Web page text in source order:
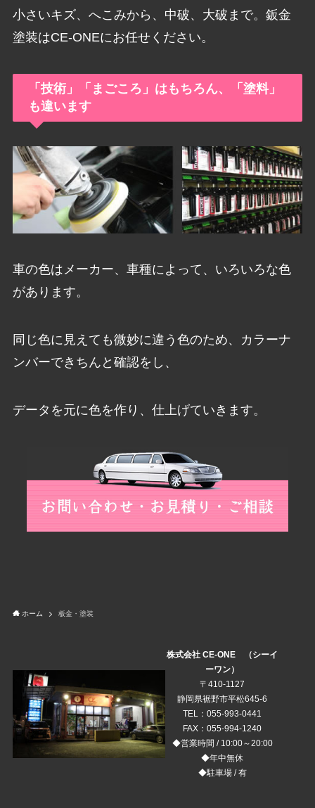
小さいキズ、へこみから、中破、大破まで。鈑金
塗装はCE-ONEにお任せください。
「技術」「まごころ」はもちろん、「塗料」
も違います
車の色はメーカー、車種によって、いろいろな色
があります。
同じ色に見えても微妙に違う色のため、カラーナ
ンバーできちんと確認をし、
データを元に色を作り、仕上げていきます。
ホーム 板金・塗装
株式会社 CE-ONE （シーイ
ーワン）
〒410-1127
静岡県裾野市平松645-6
TEL：055-993-0441
FAX：055-994-1240
◆営業時間 / 10:00～20:00
◆年中無休
◆駐車場 / 有